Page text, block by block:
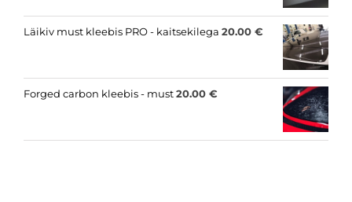
Läikiv must kleebis PRO - kaitsekilega 20.00 €
Forged carbon kleebis - must20.00 €